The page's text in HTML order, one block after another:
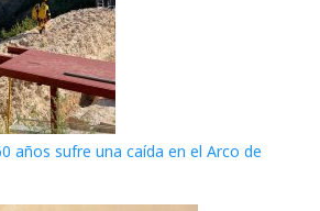
años sufre una caída en el Arco de